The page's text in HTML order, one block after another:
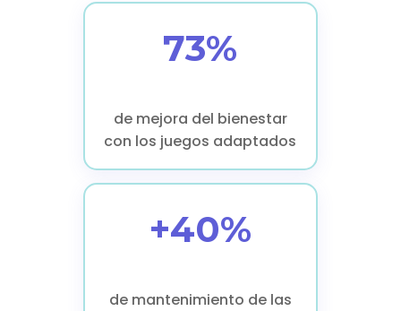
73%
de mejora del bienestar
con los juegos adaptados
+40%
de mantenimiento de las